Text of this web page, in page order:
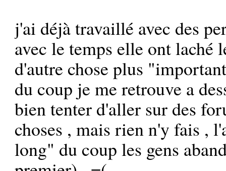
j'ai déjà travaillé avec des
avec le temps elle ont laché
d'autre chose plus
du coup je me retrouve a
bien tenter d'aller sur des
choses , mais rien n'y fais ,
long" du coup les gens